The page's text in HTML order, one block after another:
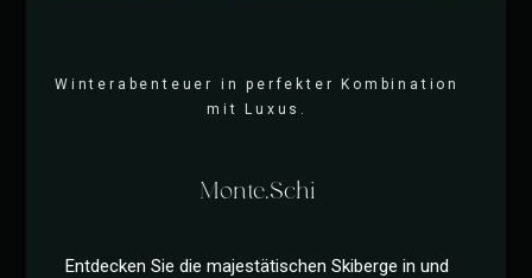
Winterabenteuer in perfekter Kombination
mit Luxus.
Monte.Schi
Entdecken Sie die majestätischen Skiberge in und